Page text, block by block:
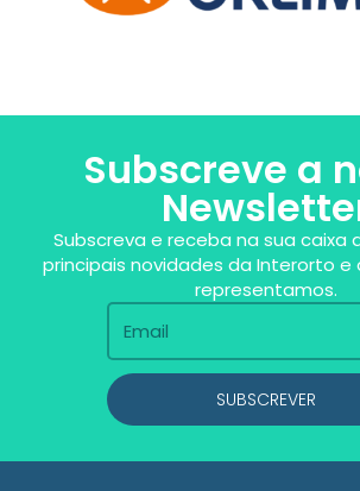
Subscreve a
Subscreva e receba na sua caixa
principais novidades da Interorto e
representamos.
SUBSCREVER